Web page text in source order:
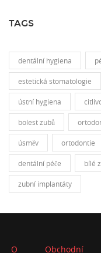
TAGS
dentální hygiena
estetická stomatologie
ústní hygiena
bolest zubů
úsměv ortodontie
dentální péče bílé
zubní implantáty
O Obchodní